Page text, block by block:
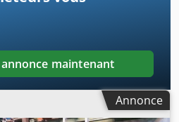
maintenant
Annonce